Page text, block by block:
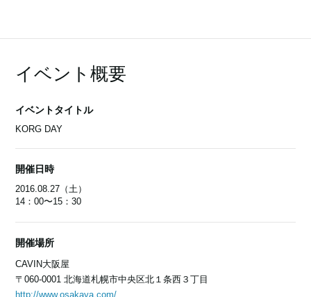
イベント概要
イベントタイトル
KORG DAY
開催日時
2016.08.27（土）
14：00〜15：30
開催場所
CAVIN大阪屋
〒060-0001 北海道札幌市中央区北１条西３丁目
http://www.osakaya.com/